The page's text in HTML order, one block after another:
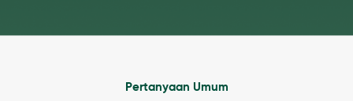
Pertanyaan Umum